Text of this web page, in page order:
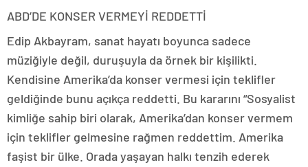
ABD’DE KONSER VERMEYİ REDDETTİ
Edip Akbayram, sanat hayatı boyunca sadece
müziğiyle değil, duruşuyla da örnek bir kişilikti.
Kendisine Amerika’da konser vermesi için teklifler
geldiğinde bunu açıkça reddetti. Bu kararını “Sosyalist
kimliğe sahip biri olarak, Amerika’dan konser vermem
için teklifler gelmesine rağmen reddettim. Amerika
faşist bir ülke. Orada yaşayan halkı tenzih ederek